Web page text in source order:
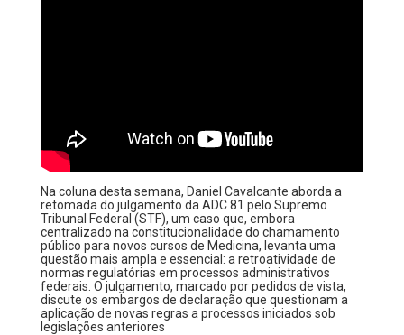
Na coluna desta semana, Daniel Cavalcante aborda a
retomada do julgamento da ADC 81 pelo Supremo
Tribunal Federal (STF), um caso que, embora
centralizado na constitucionalidade do chamamento
público para novos cursos de Medicina, levanta uma
questão mais ampla e essencial: a retroatividade de
normas regulatórias em processos administrativos
federais. O julgamento, marcado por pedidos de vista,
discute os embargos de declaração que questionam a
aplicação de novas regras a processos iniciados sob
legislações anteriores